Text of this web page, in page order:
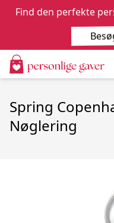
Spring
Nøglering
Find den perfekte